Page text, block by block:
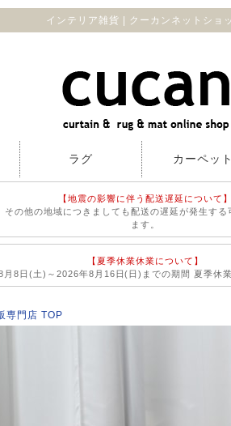
インテリア雑貨 | クーカンネットショ
ラグ カーペット
【地震の影響に伴う配送遅延について】
の他の地域につきましても配送の遅延が発生す
ます。
【夏季休業休業について】
月8日(土)～2026年8月16日(日)までの期間 夏季休
専門店 TOP